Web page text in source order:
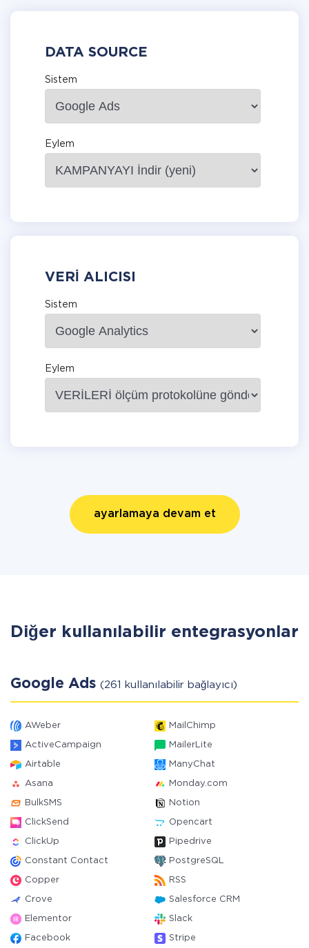
DATA SOURCE
Sistem
Eylem
VERI ALICISI
Sistem
Eylem
ayarlamaya devam et
Diğer kullanılabilir entegrasyonlar
Google Ads (261 kullanılabilir bağlayıcı)
AWeber MailChimp
ActiveCampaign MailerLite
Airtable ManyChat
Asana Monday.com
BulkSMS Notion
ClickSend Opencart
ClickUp Pipedrive
Constant Contact PostgreSQL
Copper RSS
Crove Salesforce CRM
Elementor Slack
Facebook Stripe